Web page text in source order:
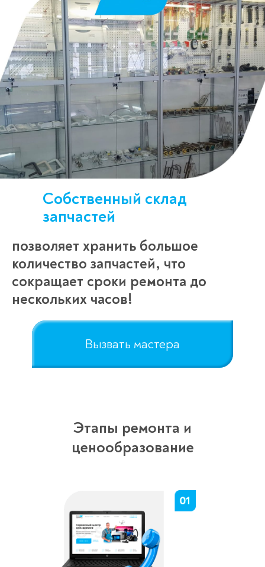
Собственный склад
запчастей
позволяет хранить большое
количество запчастей, что
сокращает сроки ремонта до
нескольких часов!
Вызвать мастера
Этапы ремонта и
ценообразование